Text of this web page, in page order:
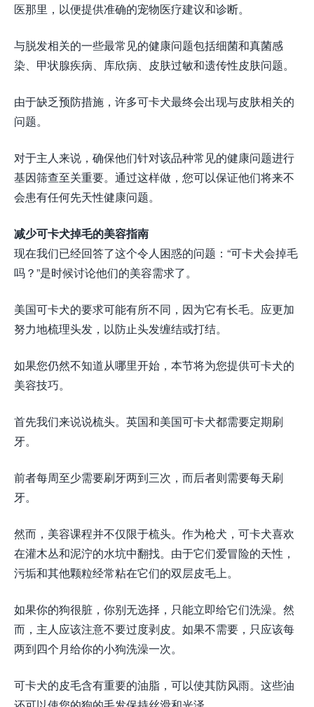
医那里，以便提供准确的宠物医疗建议和诊断。
与脱发相关的一些最常见的健康问题包括细菌和真菌感
染、甲状腺疾病、库欣病、皮肤过敏和遗传性皮肤问题。
由于缺乏预防措施，许多可卡犬最终会出现与皮肤相关的
问题。
对于主人来说，确保他们针对该品种常见的健康问题进行
基因筛查至关重要。通过这样做，您可以保证他们将来不
会患有任何先天性健康问题。
减少可卡犬掉毛的美容指南
现在我们已经回答了这个令人困惑的问题：“可卡犬会掉毛
吗？”是时候讨论他们的美容需求了。
美国可卡犬的要求可能有所不同，因为它有长毛。应更加
努力地梳理头发，以防止头发缠结或打结。
如果您仍然不知道从哪里开始，本节将为您提供可卡犬的
美容技巧。
首先我们来说说梳头。英国和美国可卡犬都需要定期刷
牙。
前者每周至少需要刷牙两到三次，而后者则需要每天刷
牙。
然而，美容课程并不仅限于梳头。作为枪犬，可卡犬喜欢
在灌木丛和泥泞的水坑中翻找。由于它们爱冒险的天性，
污垢和其他颗粒经常粘在它们的双层皮毛上。
如果你的狗很脏，你别无选择，只能立即给它们洗澡。然
而，主人应该注意不要过度剥皮。如果不需要，只应该每
两到四个月给你的小狗洗澡一次。
可卡犬的皮毛含有重要的油脂，可以使其防风雨。这些油